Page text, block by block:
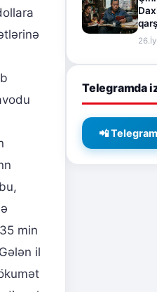
min
il
sədd
Telegramda
📲